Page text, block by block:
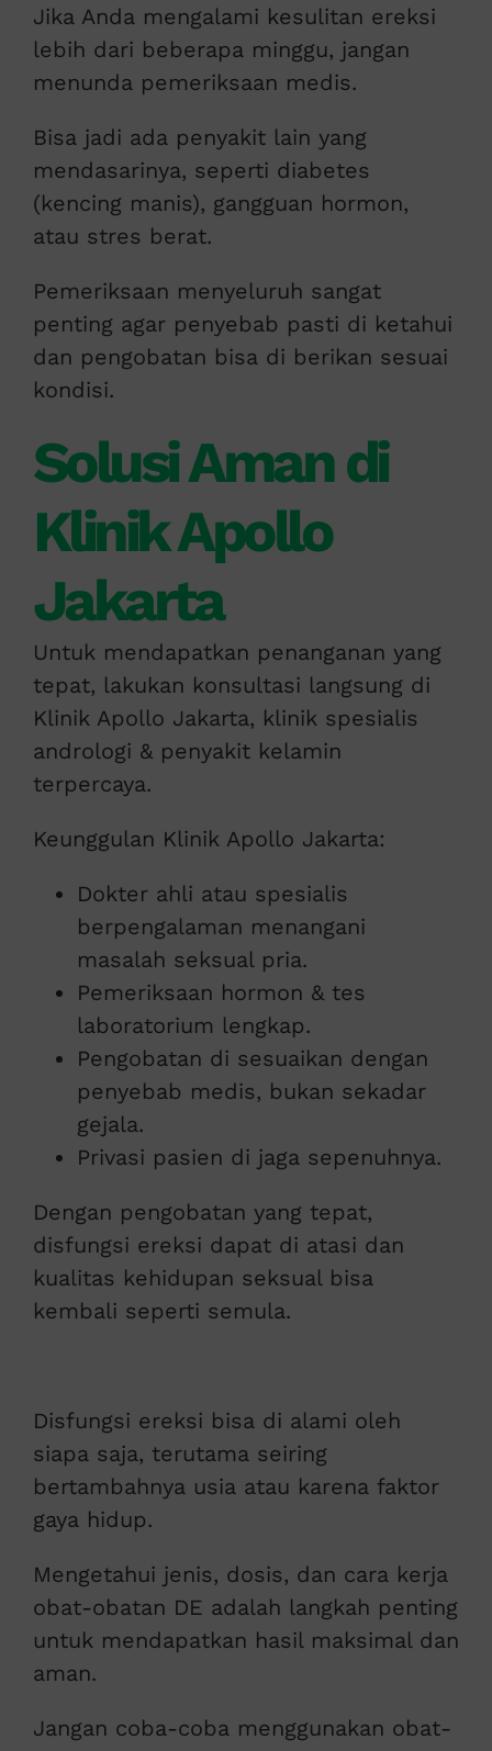
Jika Anda mengalami kesulitan ereksi
lebih dari beberapa minggu, jangan
menunda pemeriksaan medis.
Bisa jadi ada penyakit lain yang
mendasarinya, seperti diabetes
(kencing manis), gangguan hormon,
atau stres berat.
Pemeriksaan menyeluruh sangat
penting agar penyebab pasti di ketahui
dan pengobatan bisa di berikan sesuai
kondisi.
Solusi Aman di
Klinik Apollo
Jakarta
Untuk mendapatkan penanganan yang
tepat, lakukan konsultasi langsung di
Klinik Apollo Jakarta, klinik spesialis
andrologi & penyakit kelamin
terpercaya.
Keunggulan Klinik Apollo Jakarta:
Dokter ahli atau spesialis
berpengalaman menangani
masalah seksual pria.
Pemeriksaan hormon & tes
laboratorium lengkap.
Pengobatan di sesuaikan dengan
penyebab medis, bukan sekadar
gejala.
Privasi pasien di jaga sepenuhnya.
Dengan pengobatan yang tepat,
disfungsi ereksi dapat di atasi dan
kualitas kehidupan seksual bisa
kembali seperti semula.
Disfungsi ereksi bisa di alami oleh
siapa saja, terutama seiring
bertambahnya usia atau karena faktor
gaya hidup.
Mengetahui jenis, dosis, dan cara kerja
obat-obatan DE adalah langkah penting
untuk mendapatkan hasil maksimal dan
aman.
Jangan coba-coba menggunakan obat-